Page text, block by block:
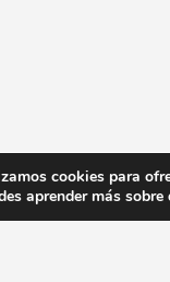
cookies para
aprender más